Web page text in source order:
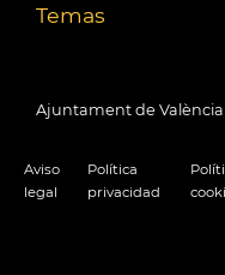
Temas
Ajuntament de
Aviso
legal
Política
privacidad